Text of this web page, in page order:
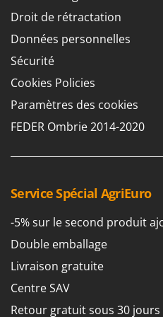
Chaudrons électriques
Cisailles à gazon à
Cisailles taille-haies
Coupe-branches
Cultivateurs Tiller à
D
Débroussailleuses
Décompacteurs agricoles
Découpeurs plasma
Déplaqueuses de gazon
Barbieri
Batavia
Benassi
Beper
Berkel
Besser Vacuum
Beta tools
Bissell
Black & Decker
BlackStone
Blue Bird
Bomet
Droit de rétractation
Données personnelles
Sécurité
Cookies Policies
Paramètres des cookies
FEDER Ombrie 2014-2020
Service Spécial AgriEuro
-5% sur le second produit
Double emballage
Livraison gratuite
Centre SAV
Retour gratuit sous 30 jours